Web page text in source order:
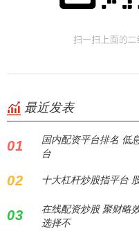
最近发表
01
国内配资平台排名 低
台
02 十大杠杆炒股指平台
03
在线配资炒股 聚财略
选择不